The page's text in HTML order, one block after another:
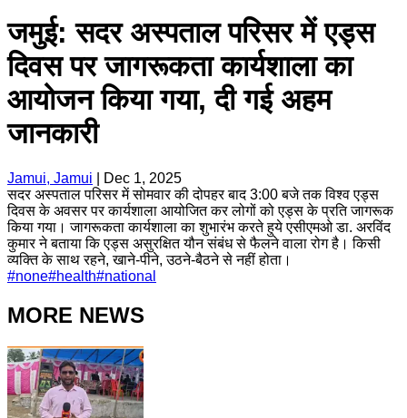
जमुई: सदर अस्पताल परिसर में एड्स
दिवस पर जागरूकता कार्यशाला का
आयोजन किया गया, दी गई अहम
जानकारी
Jamui, Jamui
Dec 1, 2025
सदर अस्पताल परिसर में सोमवार की दोपहर बाद 3:00 बजे तक विश्व एड्स
दिवस के अवसर पर कार्यशाला आयोजित कर लोगों को एड्स के प्रति जागरूक
किया गया। जागरूकता कार्यशाला का शुभारंभ करते हुये एसीएमओ डा. अरविंद
कुमार ने बताया कि एड्स असुरक्षित यौन संबंध से फैलने वाला रोग है। किसी
व्यक्ति के साथ रहने, खाने-पीने, उठने-बैठने से नहीं होता।
#none#health#national
MORE NEWS